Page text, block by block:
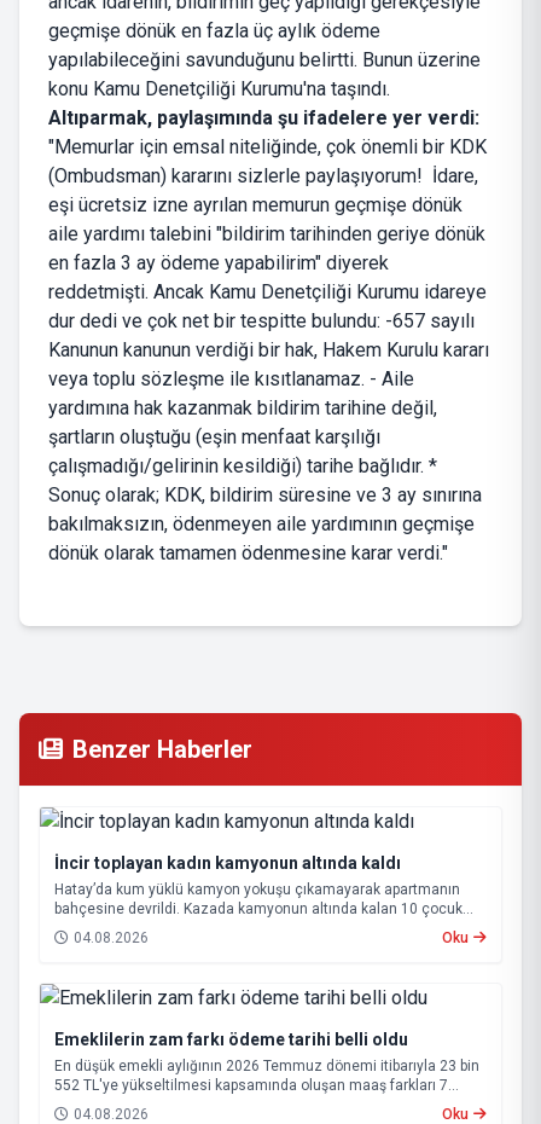
geçmişe dönük en fazla üç aylık ödeme
yapılabileceğini savunduğunu belirtti. Bunun üzerine
konu Kamu Denetçiliği Kurumu'na taşındı.
Altıparmak, paylaşımında şu ifadelere yer verdi:
"Memurlar için emsal niteliğinde, çok önemli bir KDK
(Ombudsman) kararını sizlerle paylaşıyorum! İdare,
eşi ücretsiz izne ayrılan memurun geçmişe dönük
aile yardımı talebini "bildirim tarihinden geriye dönük
en fazla 3 ay ödeme yapabilirim" diyerek
reddetmişti. Ancak Kamu Denetçiliği Kurumu idareye
dur dedi ve çok net bir tespitte bulundu: -657 sayılı
Kanunun kanunun verdiği bir hak, Hakem Kurulu kararı
veya toplu sözleşme ile kısıtlanamaz. - Aile
yardımına hak kazanmak bildirim tarihine değil,
şartların oluştuğu (eşin menfaat karşılığı
çalışmadığı/gelirinin kesildiği) tarihe bağlıdır. *
Sonuç olarak; KDK, bildirim süresine ve 3 ay sınırına
bakılmaksızın, ödenmeyen aile yardımının geçmişe
dönük olarak tamamen ödenmesine karar verdi."
Benzer Haberler
İncir toplayan kadın kamyonun altında kaldı
Hatay’da kum yüklü kamyon yokuşu çıkamayarak apartmanın
bahçesine devrildi. Kazada kamyonun altında kalan 10 çocuk
annesi 65 yaşındaki kadın hayatını kaybetti.
04.08.2026 Oku
Emeklilerin zam farkı ödeme tarihi belli oldu
En düşük emekli aylığının 2026 Temmuz dönemi itibarıyla 23 bin
552 TL'ye yükseltilmesi kapsamında oluşan maaş farkları 7
Ağustos 2026 tarihinde hesaplara yatırılacak.
04.08.2026 Oku